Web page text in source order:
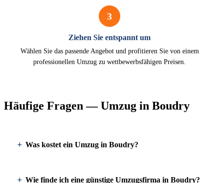
3
Ziehen Sie entspannt um
Wählen Sie das passende Angebot und profitieren Sie von einem
professionellen Umzug zu wettbewerbsfähigen Preisen.
Häufige Fragen — Umzug in Boudry
Was kostet ein Umzug in Boudry?
Wie finde ich eine günstige Umzugsfirma in Boudry?